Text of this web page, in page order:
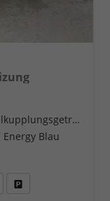
Doppelkupplungsgetriebe (DSG)
Energy Blau